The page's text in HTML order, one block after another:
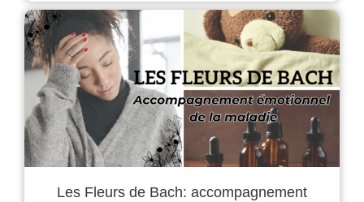
Les Fleurs de Bach: accompagnement